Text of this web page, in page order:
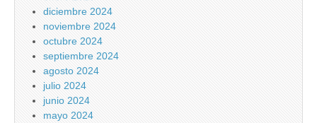
diciembre 2024
noviembre 2024
octubre 2024
septiembre 2024
agosto 2024
julio 2024
junio 2024
mayo 2024